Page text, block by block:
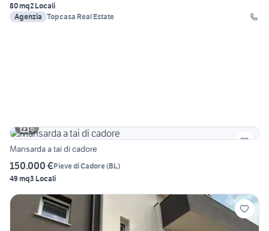
80 mq2 Locali
Agenzia Topcasa Real Estate
6
Mansarda a tai di cadore
150.000 €Pieve di Cadore(BL)
49 mq3 Locali